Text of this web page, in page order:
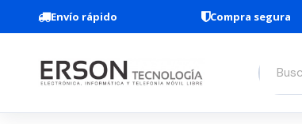
Envío rápido Compra segura